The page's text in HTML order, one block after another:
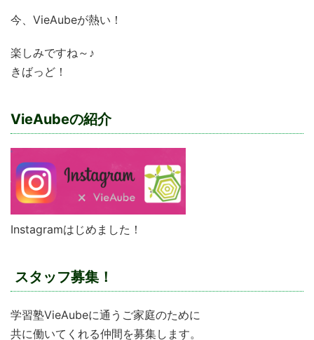
今、VieAubeが熱い！
楽しみですね～♪
きばっど！
VieAubeの紹介
Instagramはじめました！
スタッフ募集！
学習塾VieAubeに通うご家庭のために
共に働いてくれる仲間を募集します。